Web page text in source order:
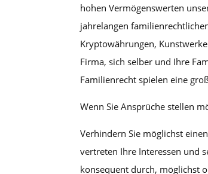
hohen Vermögenswerten
jahrelangen
Kryptowährungen,
Firma, sich selber und Ihre
Familienrecht spielen eine
Wenn Sie Ansprüche stellen
Verhindern Sie möglichst
vertreten Ihre Interessen und
konsequent durch, möglichst